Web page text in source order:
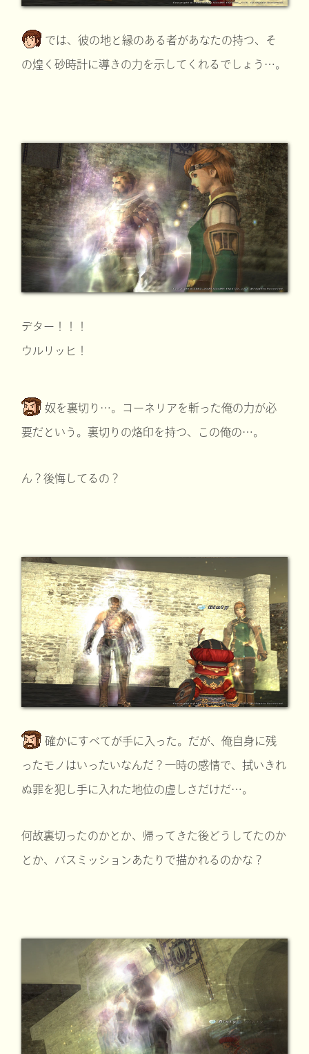
では、彼の地と縁のある者があなたの持つ、そ
の煌く砂時計に導きの力を示してくれるでしょう…。
デター！！！
ウルリッヒ！
奴を裏切り…。コーネリアを斬った俺の力が必
要だという。裏切りの烙印を持つ、この俺の…。
ん？後悔してるの？
確かにすべてが手に入った。だが、俺自身に残
ったモノはいったいなんだ？一時の感情で、拭いきれ
ぬ罪を犯し手に入れた地位の虚しさだけだ…。
何故裏切ったのかとか、帰ってきた後どうしてたのか
とか、バスミッションあたりで描かれるのかな？